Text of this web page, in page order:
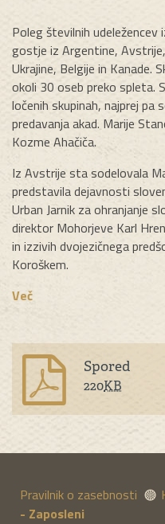
Poleg številnih udeležencev
gostje iz Argentine,
Ukrajine, Belgije in Kanade.
okoli 30 oseb preko spleta.
ločenih skupinah, najprej pa
predavanja akad. Marije
Kozme Ahačiča.
Iz Avstrije sta sodelovala
predstavila dejavnosti
Urban Jarnik za ohranjanje
direktor Mohorjeve Karl
in izzivih dvojezičnega
Koroškem.
Več
Spored
220KB
Pravilnik o zasebnosti
- Zaposleni